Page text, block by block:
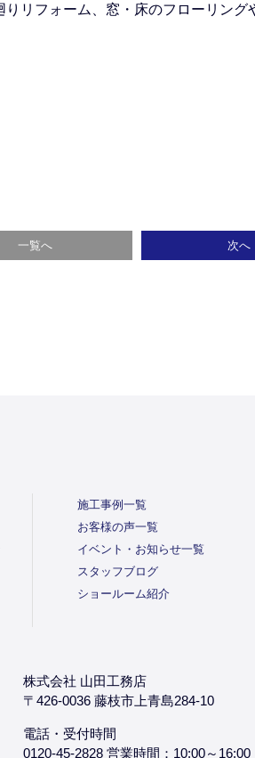
りリフォーム
、窓・床のフローリン
一覧へ 次へ
施工事例一覧
お客様の声一覧
イベント・お知らせ一覧
スタッフブログ
ショールーム紹介
株式会社 山田工務店
〒426-0036 藤枝市上青島284-10
電話・受付時間
0120-45-2828 営業時間：10:00～16:00